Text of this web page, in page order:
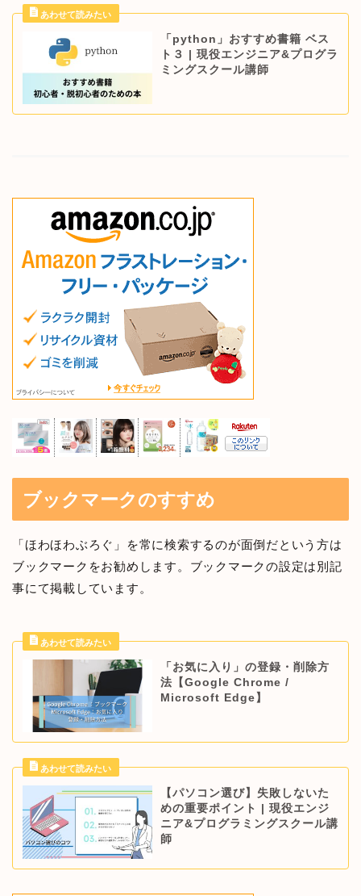
「python」おすすめ書籍 ベス
ト３ | 現役エンジニア&プログラ
ミングスクール講師
ブックマークのすすめ
「ほわほわぶろぐ」を常に検索するのが面倒だという方は
ブックマークをお勧めします。ブックマークの設定は別記
事にて掲載しています。
「お気に入り」の登録・削除方
法【Google Chrome /
Microsoft Edge】
【パソコン選び】失敗しないた
めの重要ポイント | 現役エンジ
ニア&プログラミングスクール講
師